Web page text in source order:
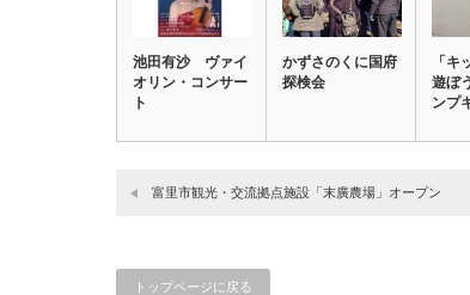
池田有沙 ヴァイ
オリン・コンサー
ト
かずさのくに国府
探検会
「キ
遊ぼ
ンプ
富里市観光・交流拠点施設「末廣農場」オープン
トップページに戻る